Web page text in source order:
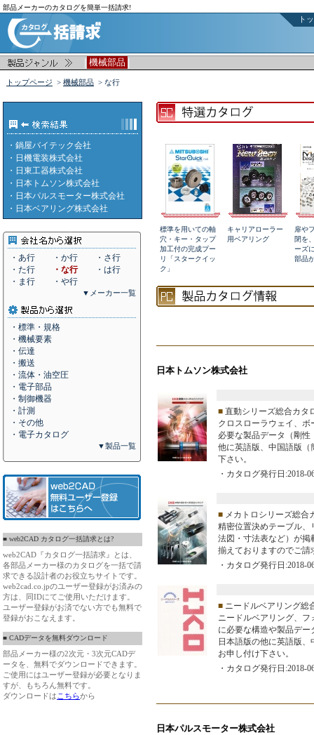
部品メーカーのカタログを簡単一括請求!
ト
| 機械部品 |
トップページ > 機械部品 > な行
・ 鍋屋バイテック会社
・ 日機電装株式会社
・ 日東工器株式会社
・ 日本トムソン株式会社
・ 日本パルスモーター株式会社
・ 日本ベアリング株式会社
・あ行 ・か行
・さ行
・た行
・な行
・は行
・ま行
・や行
▼メーカー一覧
・標準・規格
・機械要素
・伝達
・搬送
・流体・油空圧
・電子部品
・制御機器
・計測
・その他
・電子カタログ
▼製品一覧
■ web2CAD カタログ一括請求とは?
web2CAD『カタログ一括請求』とは、
各部品メーカー様のカタログを一括で請
求できる設計者のお役立ちサイトです。
web2cad.co.jpのユーザー登録がお済みの
方は、同IDにてご使用いただけます。
ユーザー登録がお済でない方でも無料で
登録がおこなえます。
■ CADデータを無料ダウンロード
部品メーカー様の2次元・3次元CADデ
ータを、無料でダウンロードできます。
ご使用にはユーザー登録が必要となりま
すが、もちろん無料です。
ダウンロードは こちらから
標準を用いての軸
穴・キー・タップ
加工付の完成プー
リ「スタークイッ
ク」
キャリアローラー
用ベアリング
扉や
閉を
ーズ
部品
日本トムソン株式会社
■ 直動シリーズ総合カ
クロスローラウェイ、
必要な製品データ（剛
他に英語版、中国語版
下さい。
・カタログ発行日:2018-
■ メカトロシリーズ総合
精密位置決めテーブル
法図・寸法表など）が
揃えておりますのでご
・カタログ発行日:2018-
■ ニードルベアリング総
ニードルベアリング、
に必要な構造や製品デ
日本語版の他に英語版
お申し付け下さい。
・カタログ発行日:2018-
日本パルスモーター株式会社